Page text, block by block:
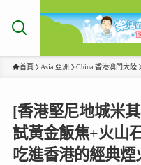
首頁 Asia 亞洲 China 香港澳門大陸
[香港堅尼地城米
試黃金飯焦+火山
吃進香港的經典煙